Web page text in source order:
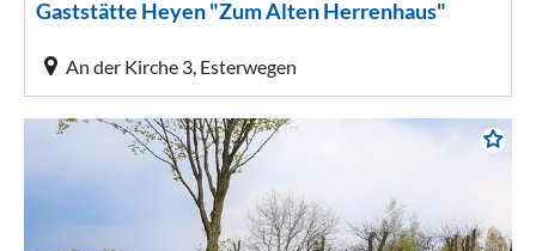
Gaststätte Heyen "Zum Alten Herrenhaus"
An der Kirche 3, Esterwegen